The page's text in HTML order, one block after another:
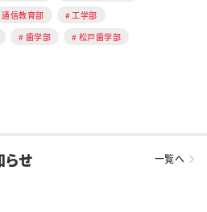
通信教育部
工学部
歯学部
松戸歯学部
せ 一覧へ